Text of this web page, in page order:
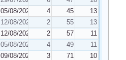
05/08/2022 4 45
13
12/08/2022 2 55
13
12/08/2022 2 57
11
05/08/2022 4 49
11
09/08/2022 3 71
10